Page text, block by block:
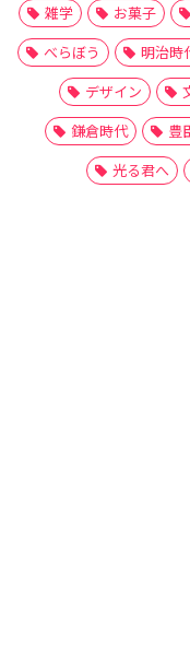
雑学
お菓子
べらぼう
明治時
デザイン
鎌倉時代
豊
光る君へ